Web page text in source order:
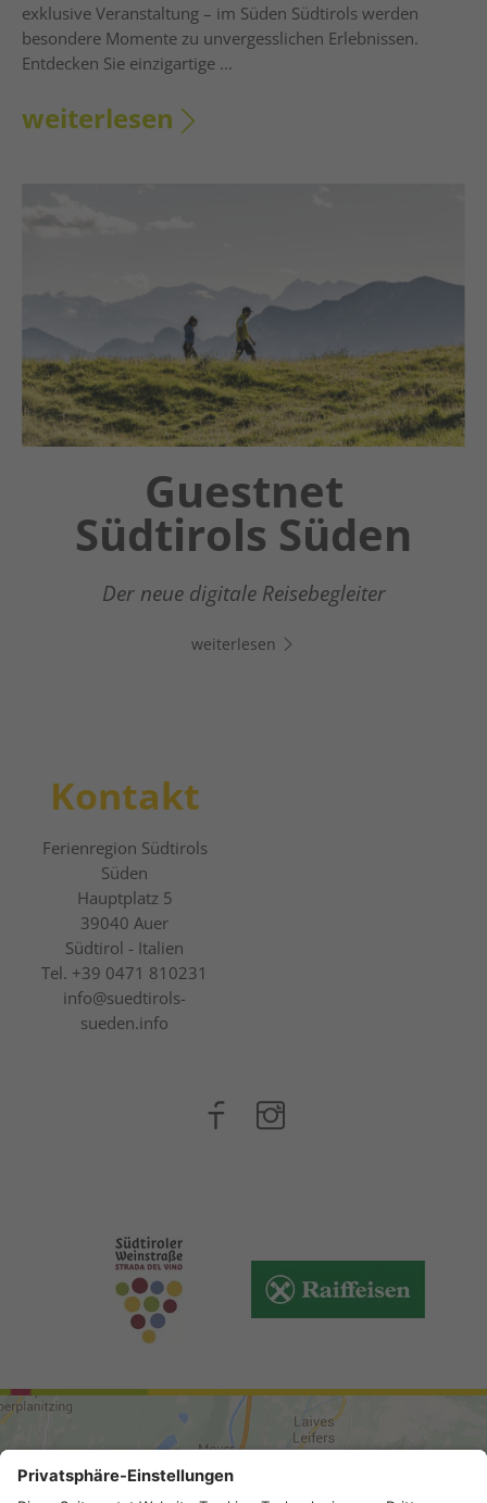
exklusive Veranstaltung – im Süden Südtirols werden
besondere Momente zu unvergesslichen Erlebnissen.
Entdecken Sie einzigartige ...
weiterlesen
Chatbot OTTO
Dein digitaler Assistent in Südtirols Süden -
Klicke auf den Link, öffne Whats App und
chatte direkt los!
Guestnet
Südtirols Süden
Der neue digitale Reisebegleiter
weiterlesen
Kontakt
Ferienregion Südtirols
Süden
Hauptplatz 5
39040 Auer
Südtirol - Italien
Tel. +39 0471 810231
info@suedtirols-
sueden.info
ANREISE